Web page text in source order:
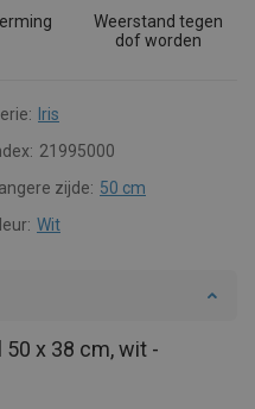
Weerstand tegen
dof worden
Iris
21995000
Langere zijde: 50 cm
Wit
x 38 cm, wit -